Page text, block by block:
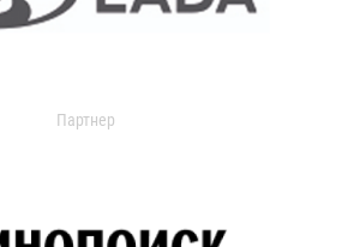
Партнер